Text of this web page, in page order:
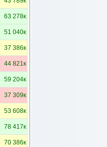
63 278к
51 040к
37 386к
44 821к
59 204к
37 309к
53 608к
78 417к
70 386к